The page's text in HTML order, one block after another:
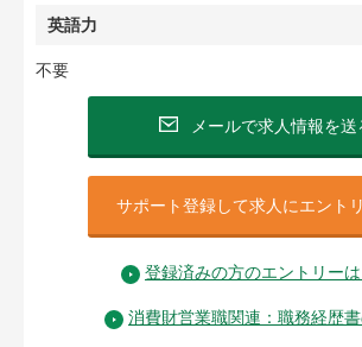
英語力
不要
メールで求人情報を送
サポート登録して求人にエント
登録済みの方のエントリー
消費財営業職関連：職務経歴